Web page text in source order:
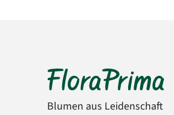
Blumen aus Leidenschaft